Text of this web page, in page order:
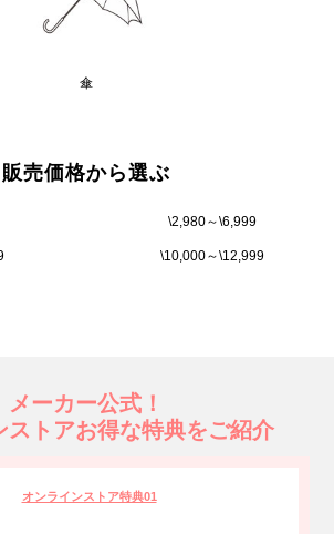
傘
販売価格から選ぶ
\2,980～\6,999
\10,000～\12,999
メーカー公式！
ストアお得な特典をご紹介
オンラインストア特典01